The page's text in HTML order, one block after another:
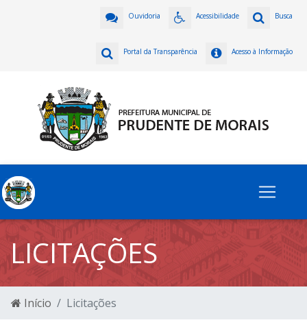
Busca
Acessibilidade
Ouvidoria
Acesso à Informação
Portal da Transparência
LICITAÇÕES
Início Licitações